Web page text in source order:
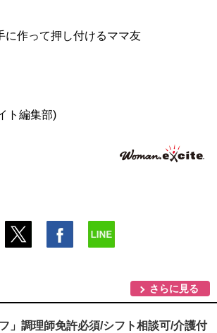
に作って押し付けるママ友
ト編集部)
さらに見る
」調理師免許必須/シフト相談可/介護付